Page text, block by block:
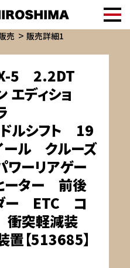
売 販売詳細1
5 2.2DT
エディショ
ルシフト 19
ール クルーズ
ーリアゲー
ーター 前後
ー ETC コ
衝突軽減装
【513685】